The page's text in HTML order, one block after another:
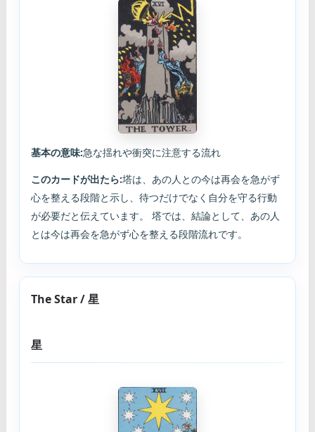
基本の意味:急な揺れや衝突に注意する流れ
このカードが出たら:塔は、あの人との今は再会を急がず
心を整える段階と示し、待つだけでなく自分を守る行動
が必要だと伝えています。 塔では、結論として、あの人
とは今は再会を急がず心を整える段階流れです。
The Star / 星
星